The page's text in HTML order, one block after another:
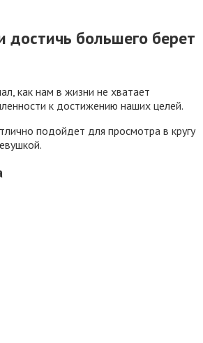
большего берет
как нам в жизни не хватает
к достижению наших целей.
подойдет для просмотра в кругу